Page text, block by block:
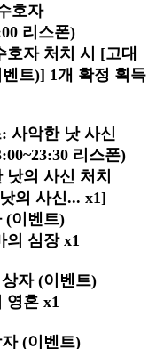
호자
리스폰)
자 처치 시 [고대
트)] 1개 확정 획득
사악한 낫 사신
리스폰)
의 사신 처치
의 사신... x1]
(이벤트)
의 심장 x1
자 (이벤트)
영혼 x1
(이벤트)